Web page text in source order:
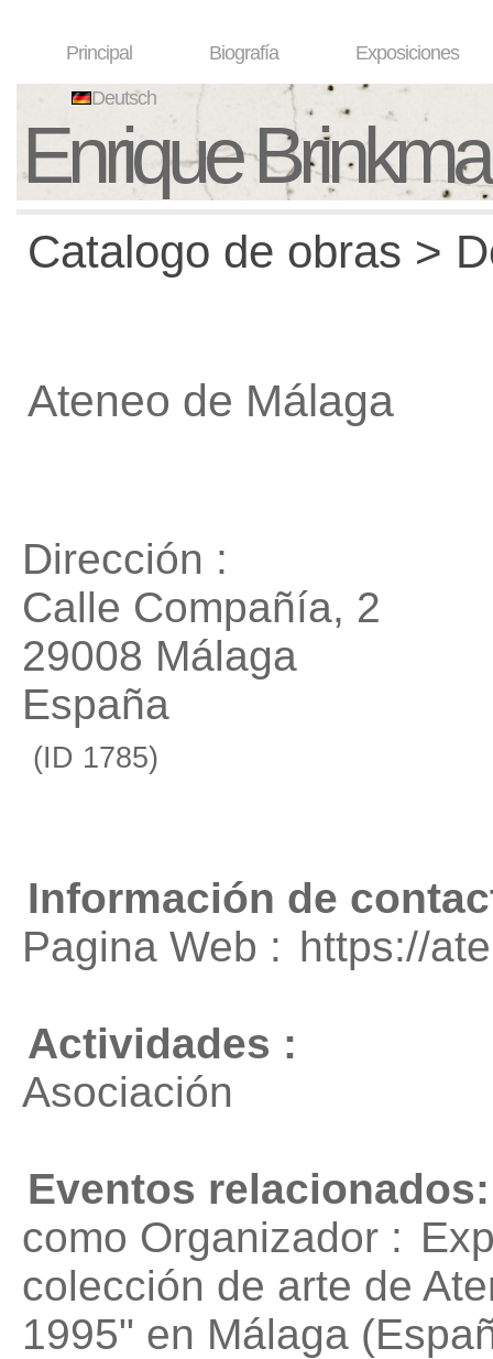
Principal Biografía Exposiciones
Deutsch
Enrique
Catalogo de obras >
Ateneo de Málaga
Dirección :
Calle Compañía, 2
29008 Málaga
España
(ID 1785)
Información de
Pagina Web : https://
Actividades :
Asociación
Eventos relacionados:
como Organizador :
colección de arte de
1995" en Málaga